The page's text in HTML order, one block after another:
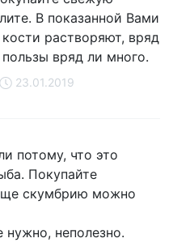
В показанной Вами
растворяют, вряд
вряд ли много.
23.01.2019
потому, что это
Покупайте
скумбрию можно
неполезно.